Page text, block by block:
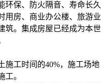
环保、防火隔音、寿命长久
用房、商业办公楼、旅游业
筑。集成房屋已经成为本世
工时间的40%，施工场地
工。